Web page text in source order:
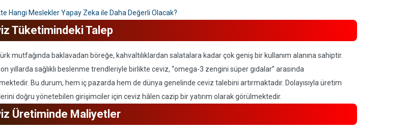
Hangi Meslekler Yapay Zeka ile Daha Değerli Olacak?
Tüketimindeki Talep
mutfağında baklavadan böreğe, kahvaltılıklardan salatalara kadar çok geniş bir kullanım alanına sahiptir.
yıllarda sağlıklı beslenme trendleriyle birlikte ceviz, “omega-3 zengini süper gıdalar” arasında
Bu durum, hem iç pazarda hem de dünya genelinde ceviz talebini artırmaktadır. Dolayısıyla üretim
doğru yönetebilen girişimciler için ceviz hâlen cazip bir yatırım olarak görülmektedir.
Üretiminde Maliyetler